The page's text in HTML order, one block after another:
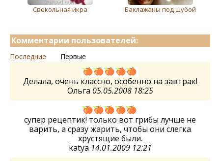
Свекольная икра Баклажаны под шубой
Комментарии пользователей:
Последние Первые
Делала, очень классно, особенно на завтрак!
Ольга 05.05.2008 18:25
супер рецептик! только вот грибы лучше не
варить, а сразу жарить, чтобы они слегка
хрустящие были.
katya 14.01.2009 12:21